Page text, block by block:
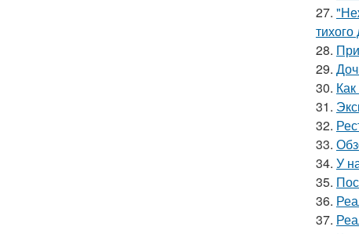
27.
28.
29.
30.
31.
32.
33.
34. У
35.
36.
37.